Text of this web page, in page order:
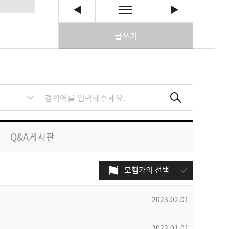
글쓰기
Q&A게시판
모험가의 선택
2023.02.01